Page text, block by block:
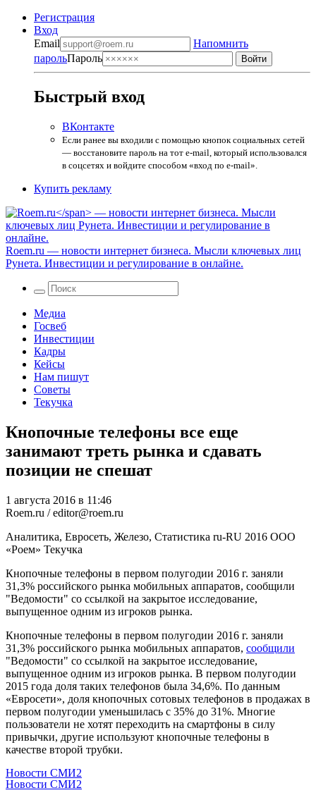
Регистрация
Вход
Email
Напомнить
парольПароль
Быстрый вход
ВКонтакте
Если ранее вы входили с помощью кнопок социальных сетей
— восстановите пароль на тот e-mail, который использовался
в соцсетях и войдите способом «вход по e-mail».
Купить рекламу
Roem.ru — новости интернет бизнеса. Мысли ключевых лиц
Рунета. Инвестиции и регулирование в онлайне.
Медиа
Госвеб
Инвестиции
Кадры
Кейсы
Нам пишут
Советы
Текучка
Кнопочные телефоны все еще
занимают треть рынка и сдавать
позиции не спешат
1 августа 2016 в 11:46
Roem.ru / editor@roem.ru
Аналитика, Евросеть, Железо, Статистика ru-RU 2016 ООО
«Роем» Текучка
Кнопочные телефоны в первом полугодии 2016 г. заняли
31,3% российского рынка мобильных аппаратов, сообщили
"Ведомости" со ссылкой на закрытое исследование,
выпущенное одним из игроков рынка.
Кнопочные телефоны в первом полугодии 2016 г. заняли
31,3% российского рынка мобильных аппаратов, сообщили
"Ведомости" со ссылкой на закрытое исследование,
выпущенное одним из игроков рынка. В первом полугодии
2015 года доля таких телефонов была 34,6%. По данным
«Евросети», доля кнопочных сотовых телефонов в продажах в
первом полугодии уменьшилась c 35% до 31%. Многие
пользователи не хотят переходить на смартфоны в силу
привычки, другие используют кнопочные телефоны в
качестве второй трубки.
Новости СМИ2
Новости СМИ2